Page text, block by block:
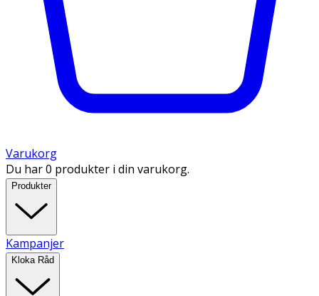
Varukorg
Du har 0 produkter i din varukorg.
Produkter
Kampanjer
Kloka Råd